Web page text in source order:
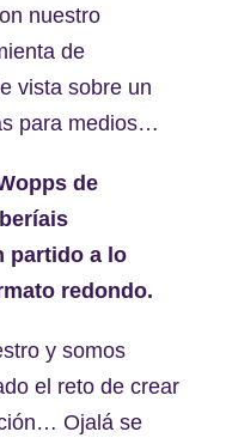
nuestro
de
vista sobre un
para medios…
de
partido a lo
redondo.
y somos
el reto de crear
Ojalá se